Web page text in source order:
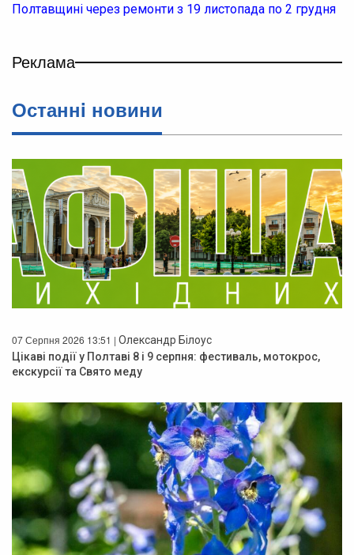
Полтавщині через ремонти з 19 листопада по 2 грудня
Реклама
Останнi новини
07 Серпня 2026 13:51 | Олександр Білоус
Цікаві події у Полтаві 8 і 9 серпня: фестиваль, мотокрос,
екскурсії та Свято меду